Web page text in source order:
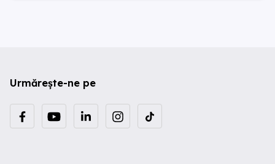
Urmărește-ne pe